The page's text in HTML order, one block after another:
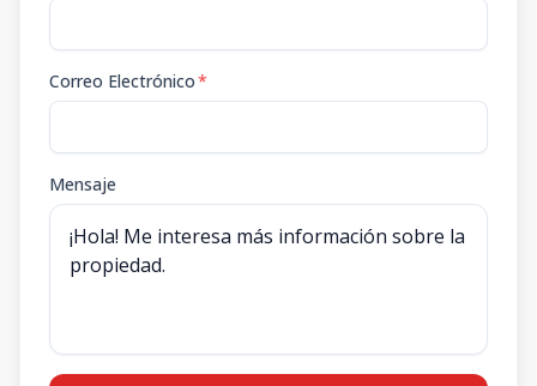
Correo Electrónico*
Mensaje